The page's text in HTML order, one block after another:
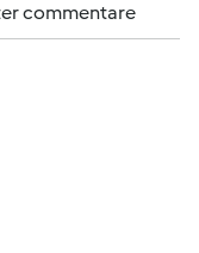
commentare